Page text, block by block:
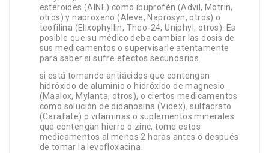
esteroides (AINE) como ibuprofén (Advil, Motrin,
otros) y naproxeno (Aleve, Naprosyn, otros) o
teofilina (Elixophyllin, Theo-24, Uniphyl, otros). Es
posible que su médico deba cambiar las dosis de
sus medicamentos o supervisarle atentamente
para saber si sufre efectos secundarios.
si está tomando antiácidos que contengan
hidróxido de aluminio o hidróxido de magnesio
(Maalox, Mylanta, otros), o ciertos medicamentos
como solución de didanosina (Videx), sulfacrato
(Carafate) o vitaminas o suplementos minerales
que contengan hierro o zinc, tome estos
medicamentos al menos 2 horas antes o después
de tomar la levofloxacina.